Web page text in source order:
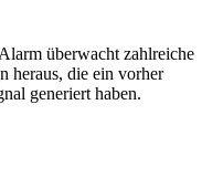
überwacht zahlreiche
heraus, die ein vorher
generiert haben.